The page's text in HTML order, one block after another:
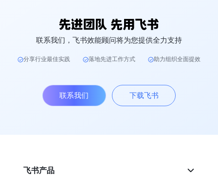
联系我们，飞书效能顾问将为您提供全力支持
分享行业最佳实践 落地先进工作方式 助力组织全面提效
联系我们 下载飞书
飞书产品